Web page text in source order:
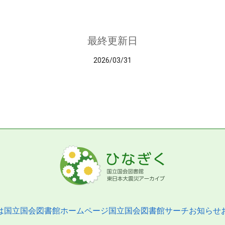
最終更新日
2026/03/31
国立国会図書館ホームページ国立国会図書館サーチお知らせ